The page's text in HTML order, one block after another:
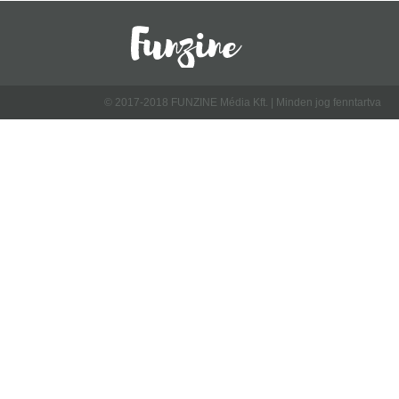
© 2017-2018 FUNZINE Média Kft. | Minden jog fenntartva